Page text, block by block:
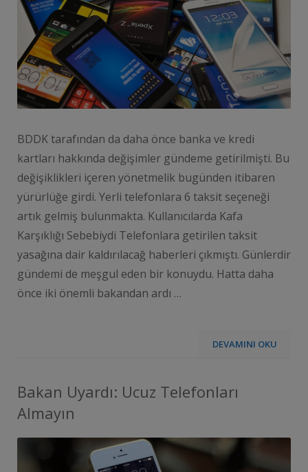
BDDK tarafından da daha önce banka ve kredi
kartları hakkında değişimler gündeme getirilmişti. Bu
değişiklikleri içeren yönetmelik bugünden itibaren
yürürlüğe girdi. Yerli telefonlara 6 taksit seçeneği
artık gelmiş bulunmakta. Kullanıcılarda Kafa
Karşıklığı Sebebiydi Telefonlara getirilen taksit
yasağına dair kaldırılacağ haberleri çıkmıştı. Günlerdir
gündemi de meşgul eden bir konuydu. Hatta daha
önce iki önemli bakandan ardı …
DEVAMINI OKU
Bakan Uyardı: Ucuz Telefonları
Almayın